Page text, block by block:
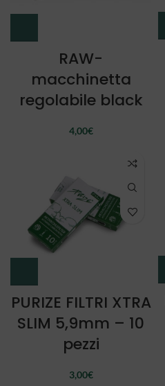
RAW-
macchinetta
regolabile black
4,00€
PURIZE FILTRI XTRA
SLIM 5,9mm – 10
pezzi
3,00€